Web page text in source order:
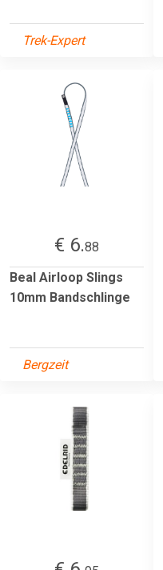
Trek-Expert
€ 6.88
Beal Airloop Slings
10mm Bandschlinge
Bergzeit